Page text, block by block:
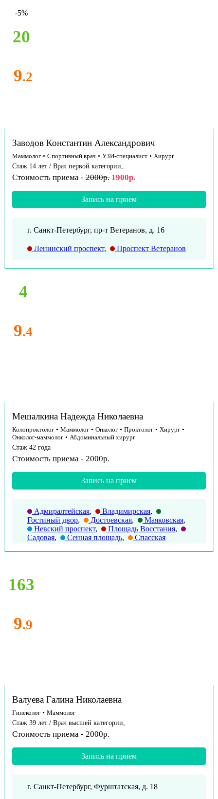
-5%
20
9.2
Заводов Константин Александрович
Маммолог • Спортивный врач • УЗИ-специалист • Хирург
Стаж 14 лет / Врач первой категории,
Стоимость приема - 2000р. 1900р.
Запись на прием
г. Санкт-Петербург, пр-т Ветеранов, д. 16
Ленинский проспект, Проспект Ветеранов
4
9.4
Мешалкина Надежда Николаевна
Колопроктолог • Маммолог • Онколог • Проктолог • Хирург •
Онколог-маммолог • Абдоминальный хирург
Стаж 42 года
Стоимость приема - 2000р.
Запись на прием
Адмиралтейская, Владимирская,
Гостиный двор, Достоевская, Маяковская,
Невский проспект, Площадь Восстания,
Садовая, Сенная площадь, Спасская
163
9.9
Валуева Галина Николаевна
Гинеколог • Маммолог
Стаж 39 лет / Врач высшей категории,
Стоимость приема - 2000р.
Запись на прием
г. Санкт-Петербург, Фурштатская, д. 18